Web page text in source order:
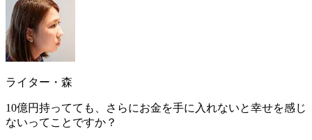
ライター・森
10億円持ってても、さらにお金を手に入れないと幸せを感じ
ないってことですか？